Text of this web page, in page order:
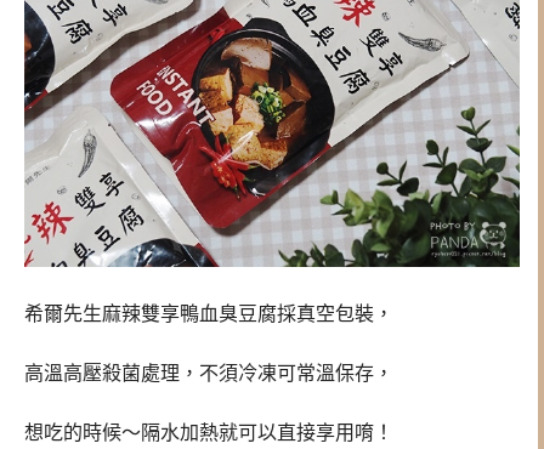
希爾先生麻辣雙享鴨血臭豆腐採真空包裝，
高溫高壓殺菌處理，不須冷凍可常溫保存，
想吃的時候～隔水加熱就可以直接享用唷！